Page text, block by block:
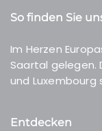
So finden Sie
Im Herzen
Saartal gelegen.
und
Entdecken